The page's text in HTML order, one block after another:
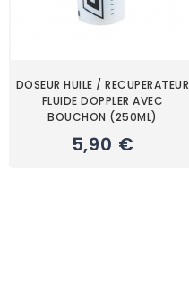
DOSEUR HUILE / RECUPERATEUR
FLUIDE DOPPLER AVEC
BOUCHON (250ML)
5,90 €